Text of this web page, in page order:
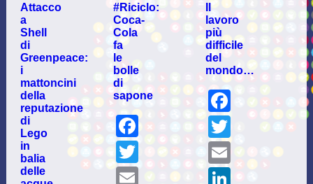
Attacco
a
Shell
di
Greenpeace:
i
mattoncini
della
reputazione
di
Lego
in
balia
delle
#Riciclo:
Coca-
Cola
fa
le
bolle
di
sapone
Facebook
Twitter
Email
lavoro
più
difficile
del
mondo…
Twitter
Email